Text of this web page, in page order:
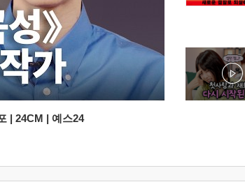
| 24CM | 예스24